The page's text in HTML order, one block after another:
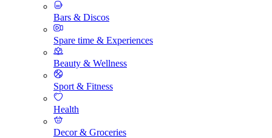
Bars & Discos
Spare time & Experiences
Beauty & Wellness
Sport & Fitness
Health
Decor & Groceries